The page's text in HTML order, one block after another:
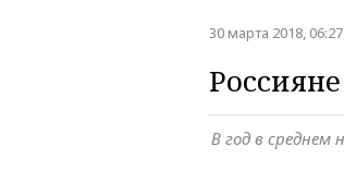
30 марта 2018, 06:27
В год в среднем